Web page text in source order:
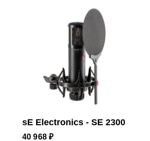
Частотный диапазон
Размеры и вес
sE Electronics - SE 2300
40 968 ₽